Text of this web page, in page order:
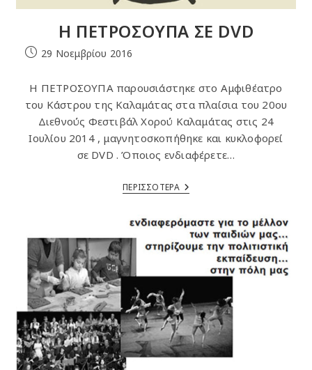
Η ΠΕΤΡΟΣΟΥΠΑ ΣΕ DVD
Post29 Νοεμβρίου 2016
Η ΠΕΤΡΟΣΟΥΠΑ παρουσιάστηκε στο Αμφιθέατρο
του Κάστρου της Καλαμάτας στα πλαίσια του 20ου
Διεθνούς Φεστιβάλ Χορού Καλαμάτας στις 24
Ιουλίου 2014 , μαγνητοσκοπήθηκε και κυκλοφορεί
σε DVD . Όποιος ενδιαφέρετε…
ΠΕΡΙΣΣΟΤΕΡΑΗ
ΠΕΤΡΟΣΟΥΠΑ
DVD